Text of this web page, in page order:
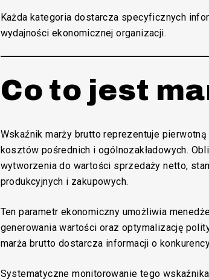
Każda kategoria dostarcza specyficznych
wydajności ekonomicznej organizacji.
Co to jest
Wskaźnik marży brutto reprezentuje
kosztów pośrednich i ogólnozakładowych.
wytworzenia do wartości sprzedaży netto,
produkcyjnych i zakupowych.
Ten parametr ekonomiczny umożliwia
generowania wartości oraz optymalizację
marża brutto dostarcza informacji o
Systematyczne monitorowanie tego